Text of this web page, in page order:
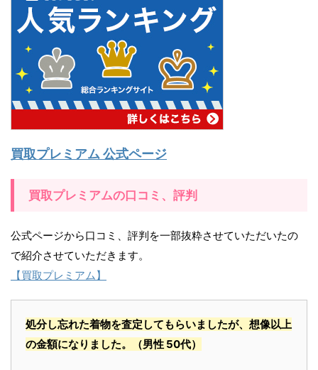
買取プレミアム 公式ページ
買取プレミアムの口コミ、評判
公式ページから口コミ、評判を一部抜粋させていただいたの
で紹介させていただきます。
【買取プレミアム】
処分し忘れた着物を査定してもらいましたが、想像以上
の金額になりました。
（男性 50代）